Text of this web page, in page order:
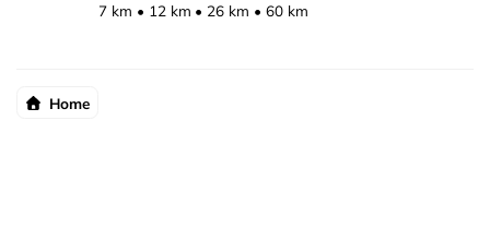
7 km
12 km 26 km 60 km
Home